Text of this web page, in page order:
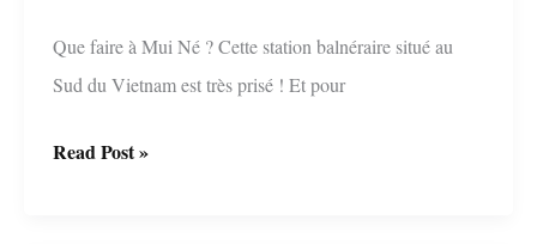
Que faire à Mui Né ? Cette station balnéraire situé au
Sud du Vietnam est très prisé ! Et pour
Mui
Read Post »